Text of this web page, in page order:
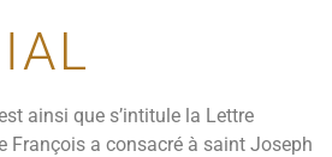
ainsi que s’intitule la Lettre
François a consacré à saint Joseph